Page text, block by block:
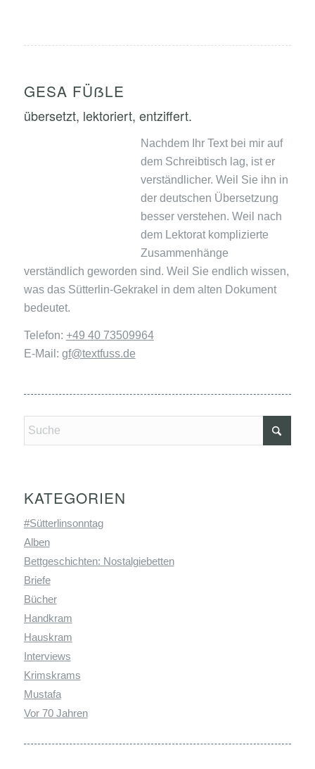
GESA FÜẞLE
übersetzt, lektoriert, entziffert.
Nachdem Ihr Text bei mir auf
dem Schreibtisch lag, ist er
verständlicher. Weil Sie ihn in
der deutschen Übersetzung
besser verstehen. Weil nach
dem Lektorat komplizierte
Zusammenhänge
verständlich geworden sind. Weil Sie endlich wissen,
was das Sütterlin-Gekrakel in dem alten Dokument
bedeutet.
Telefon: +49 40 73509964
E-Mail: gf@textfuss.de
KATEGORIEN
#Sütterlinsonntag
Alben
Bettgeschichten: Nostalgiebetten
Briefe
Bücher
Handkram
Hauskram
Interviews
Krimskrams
Mustafa
Vor 70 Jahren